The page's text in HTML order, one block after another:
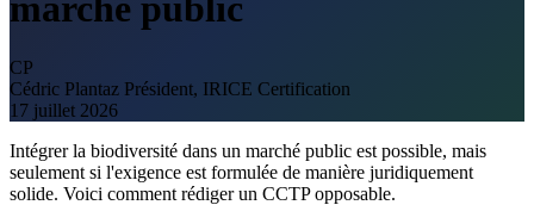
marché public
CP
Cédric Plantaz Président, IRICE Certification
17 juillet 2026
Intégrer la biodiversité dans un marché public est possible, mais
seulement si l'exigence est formulée de manière juridiquement
solide. Voici comment rédiger un CCTP opposable.